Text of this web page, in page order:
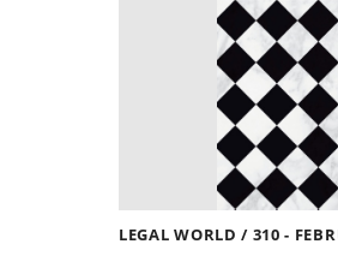
LEGAL WORLD / 310 -